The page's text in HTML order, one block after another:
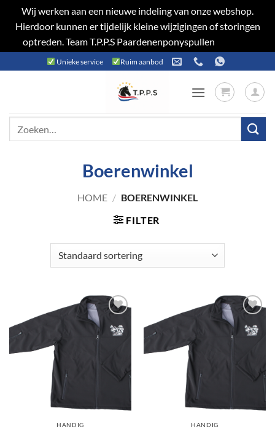
Wij werken aan een nieuwe indeling van onze webshop.
Hierdoor kunnen er tijdelijk kleine wijzigingen of storingen
optreden. Team T.P.P.S Paardenenponyspullen
naar
Unieke service Ruim aanbod
Boerenwinkel
HOME / BOERENWINKEL
FILTER
HANDIG HANDIG